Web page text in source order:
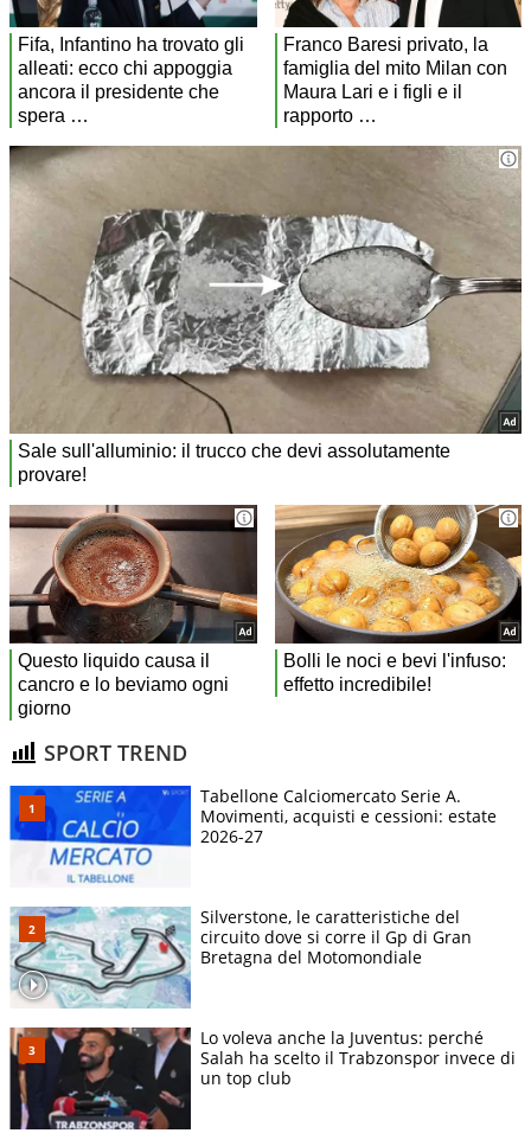
SPORT TREND
Tabellone Calciomercato Serie A.
Movimenti, acquisti e cessioni: estate
2026-27
Silverstone, le caratteristiche del
circuito dove si corre il Gp di Gran
Bretagna del Motomondiale
Lo voleva anche la Juventus: perché
Salah ha scelto il Trabzonspor invece di
un top club